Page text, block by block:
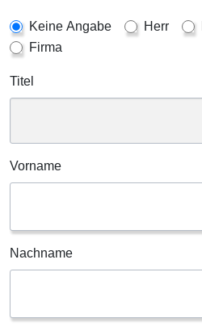
Keine Angabe Herr
Firma
Titel
Vorname
Nachname